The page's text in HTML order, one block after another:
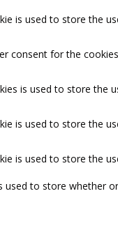
is used to store the
consent for the
is used to store
is used to store the
is used to store the
used to store